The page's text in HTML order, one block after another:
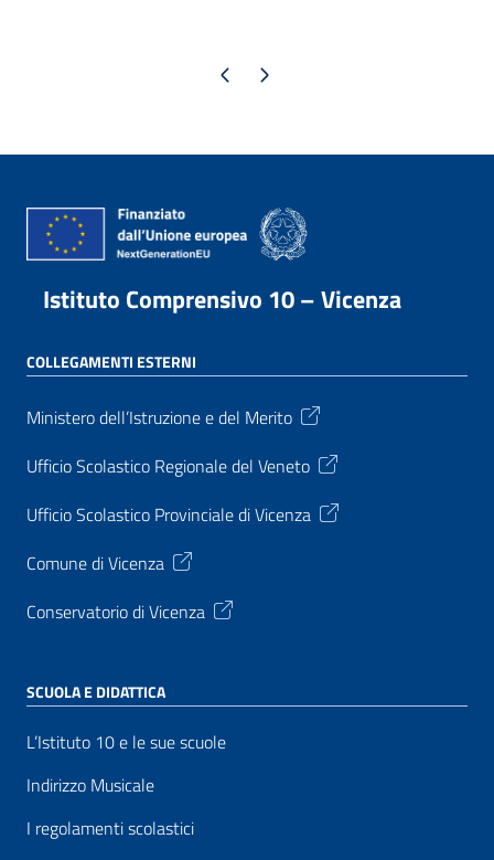
Pagina precedente
Pagina successiva
Istituto Comprensivo 10 – Vicenza
COLLEGAMENTI ESTERNI
Ministero dell’Istruzione e del Merito
Ufficio Scolastico Regionale del Veneto
Ufficio Scolastico Provinciale di Vicenza
Comune di Vicenza
Conservatorio di Vicenza
SCUOLA E DIDATTICA
L’Istituto 10 e le sue scuole
Indirizzo Musicale
I regolamenti scolastici